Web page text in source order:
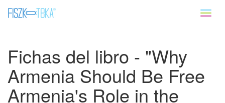
Fichas del libro - "Why
Armenia Should Be Free
Armenia's Role in the